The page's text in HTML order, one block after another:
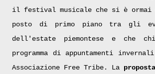
il festival musicale che si è ormai
posto di primo piano tra gli
dell'estate piemontese e che
programma di appuntamenti
Associazione Free Tribe. La